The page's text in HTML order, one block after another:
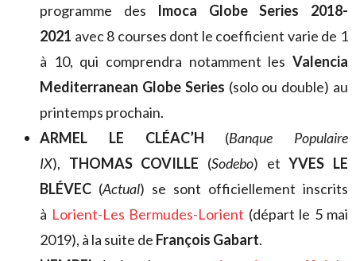
programme des Imoca Globe Series 2018-
2021 avec 8 courses dont le coefficient varie de 1
à 10, qui comprendra notamment les Valencia
Mediterranean Globe Series (solo ou double) au
printemps prochain.
ARMEL LE CLÉAC’H (Banque Populaire
IX), THOMAS COVILLE (Sodebo) etYVES LE
BLÉVEC (Actual) se sont officiellement inscrits
à Lorient-Les Bermudes-Lorient (départ le 5 mai
2019), à la suite de François Gabart.